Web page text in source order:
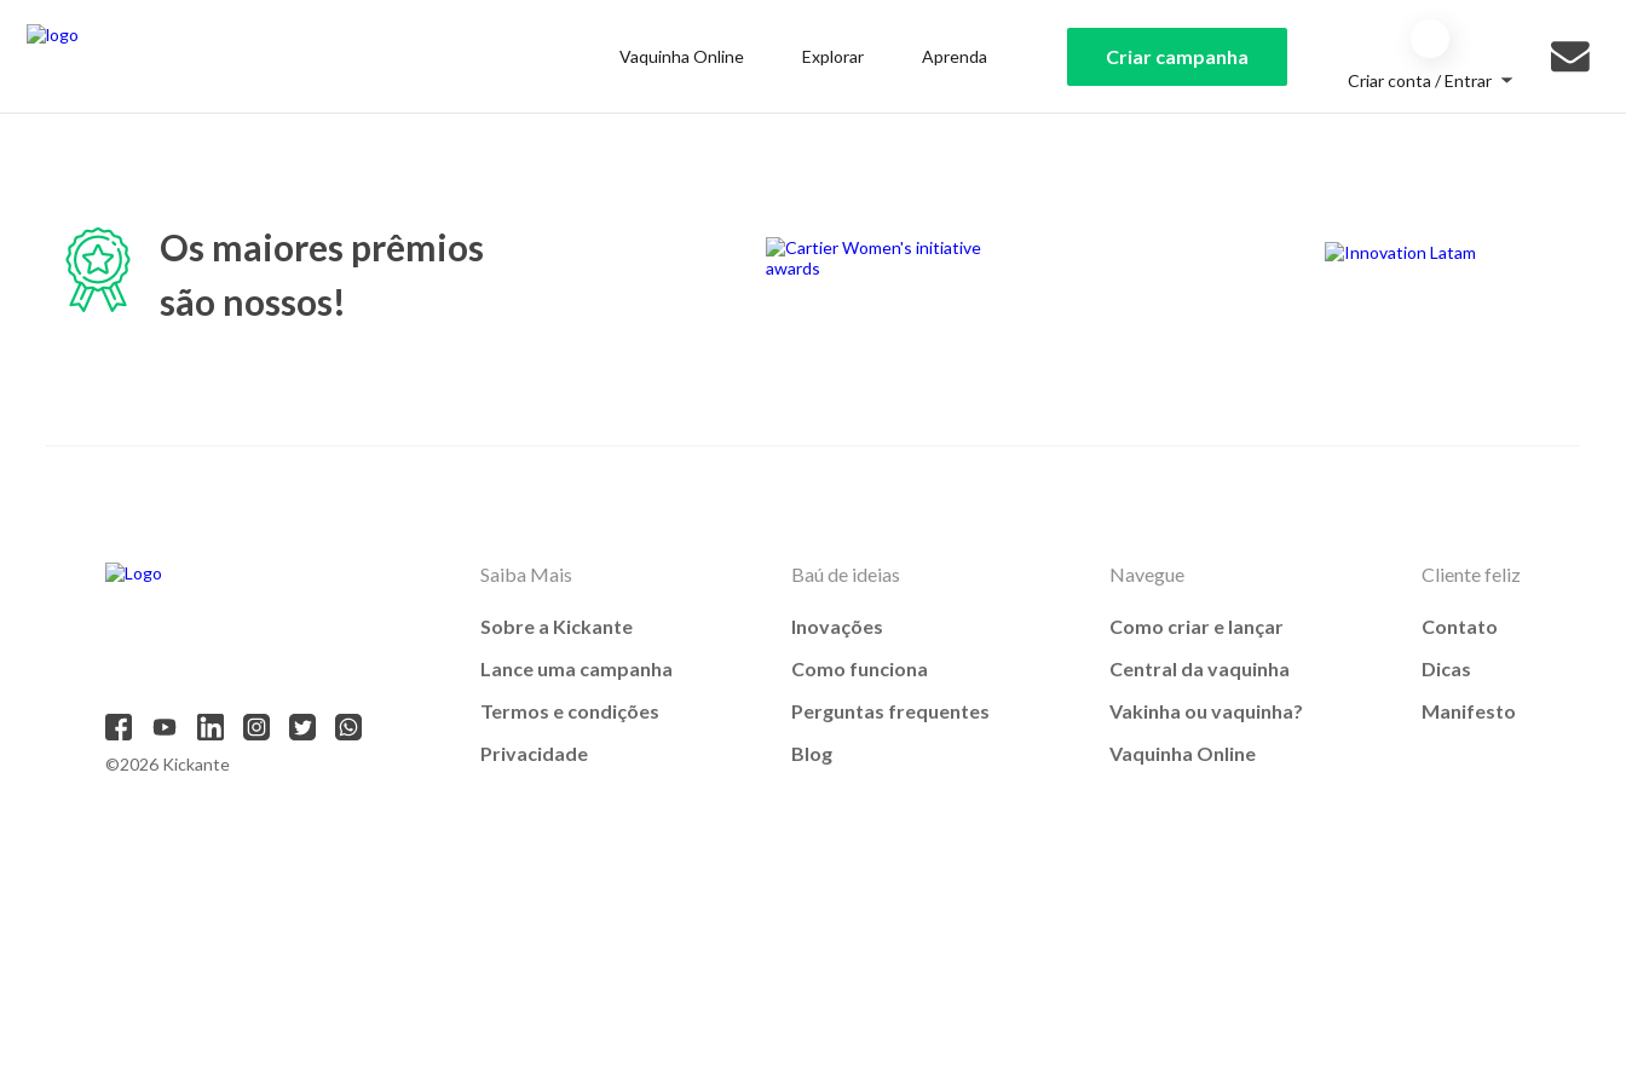
Vaquinha Online Explorar Aprenda Criar campanha
Criar conta / Entrar
Os maiores prêmios
são nossos!
©2026 Kickante
Saiba Mais
Sobre a Kickante
Lance uma campanha
Termos e condições
Privacidade
Baú de ideias
Inovações
Como funciona
Perguntas frequentes
Blog
Navegue
Como criar e lançar
Central da vaquinha
Vakinha ou vaquinha?
Vaquinha Online
Cliente feliz
Contato
Dicas
Manifesto